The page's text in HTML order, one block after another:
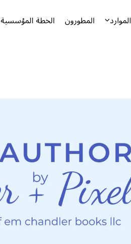
الموارد المطورون الخطة المؤسسية